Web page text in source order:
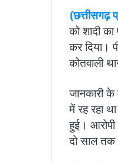
(छत्तीसगढ़
को शादी
कर दिया।
कोतवाली
जानकारी के
में रह रहा
हुई। आरोपी
दो साल तक